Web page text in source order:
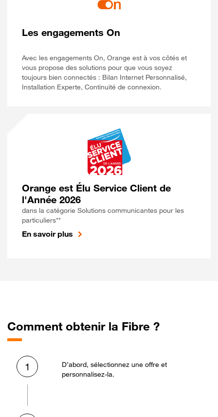
Les engagements On
Avec les engagements On, Orange est à vos côtés et
vous propose des solutions pour que vous soyez
toujours bien connectés : Bilan Internet Personnalisé,
Installation Experte, Continuité de connexion.
Orange est Élu Service Client de
l'Année 2026
dans la catégorie Solutions communicantes pour les
particuliers**
En savoir plus
Comment obtenir la Fibre ?
1
D’abord, sélectionnez une offre et
personnalisez-la.